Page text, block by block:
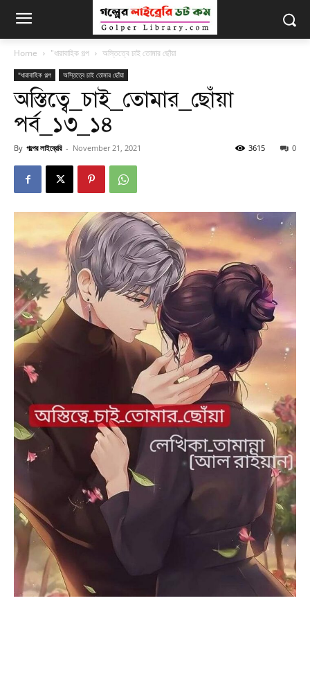
Home "ধারাবাহিক গল্প অস্তিত্বে চাই তোমার ছোঁয়া
"ধারাবাহিক গল্প অস্তিত্বে চাই তোমার ছোঁয়া
অস্তিত্বে_চাই_তোমার_ছোঁয়া
পর্ব_১৩_১৪
By গল্পের লাইব্রেরি - November 21, 2021 0
3615